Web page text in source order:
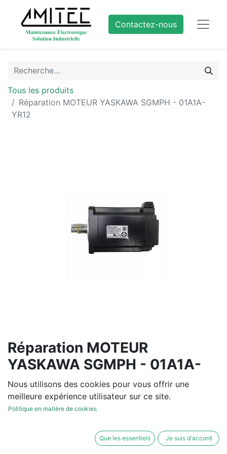
Contactez-nous
Tous les produits
Réparation MOTEUR YASKAWA SGMPH - 01A1A-
YR12
Réparation MOTEUR
YASKAWA SGMPH - 01A1A-
YR12
Vous souhaitez un devis de
réparation ou de vente, un
diagnostic sur site?
Nous utilisons des cookies pour vous offrir une
meilleure expérience utilisateur sur ce site.
Politique en matière de cookies
Que les essentiels Je suis d'accord